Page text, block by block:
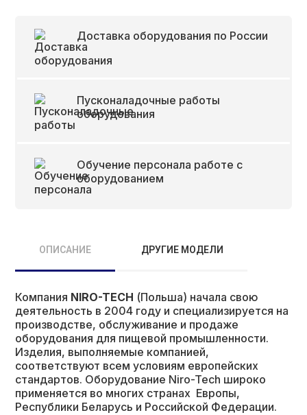
Доставка оборудования по России
Пусконаладочные работы
оборудования
Обучение персонала работе с
оборудованием
ОПИСАНИЕ ДРУГИЕ МОДЕЛИ
Компания NIRO-TECH (Польша) начала свою
деятельность в 2004 году и специализируется на
производстве, обслуживание и продаже
оборудования для пищевой промышленности.
Изделия, выполняемые компанией,
соответствуют всем условиям европейских
стандартов. Оборудование Niro-Tech широко
применяется во многих странах Европы,
Республики Беларусь и Российской Федерации.